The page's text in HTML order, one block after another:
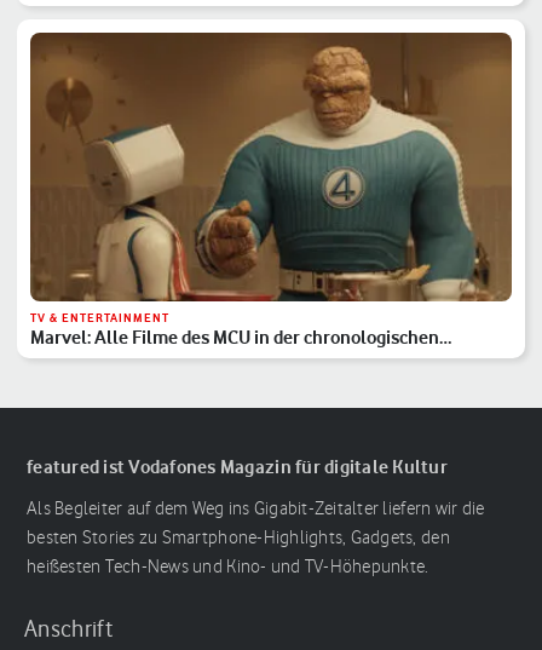
TV & ENTERTAINMENT
Marvel: Alle Filme des MCU in der chronologischen
Reihenfolge
featured ist Vodafones Magazin für digitale Kultur
Als Begleiter auf dem Weg ins Gigabit-Zeitalter liefern wir die
besten Stories zu Smartphone-Highlights, Gadgets, den
heißesten Tech-News und Kino- und TV-Höhepunkte.
Anschrift